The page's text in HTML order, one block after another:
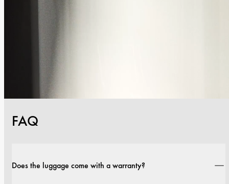
FAQ
Does the luggage come with a warranty?